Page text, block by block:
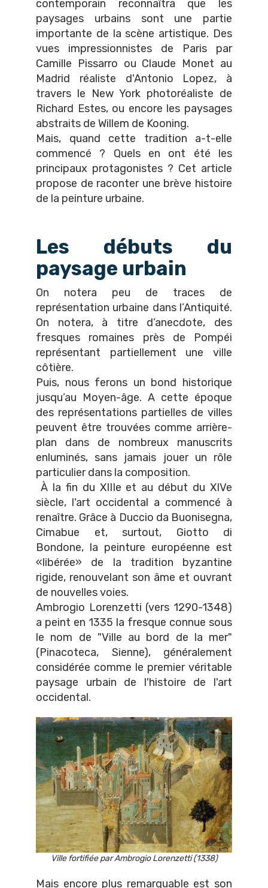
contemporain reconnaîtra que les
paysages urbains sont une partie
importante de la scène artistique. Des
vues impressionnistes de Paris par
Camille Pissarro ou Claude Monet au
Madrid réaliste d'Antonio Lopez, à
travers le New York photoréaliste de
Richard Estes, ou encore les paysages
abstraits de Willem de Kooning.
Mais, quand cette tradition a-t-elle
commencé ? Quels en ont été les
principaux protagonistes ? Cet article
propose de raconter une brève histoire
de la peinture urbaine.
Les débuts du
paysage urbain
On notera peu de traces de
représentation urbaine dans l’Antiquité.
On notera, à titre d’anecdote, des
fresques romaines près de Pompéi
représentant partiellement une ville
côtière.
Puis, nous ferons un bond historique
jusqu’au Moyen-âge. A cette époque
des représentations partielles de villes
peuvent être trouvées comme arrière-
plan dans de nombreux manuscrits
enluminés, sans jamais jouer un rôle
particulier dans la composition.
À la fin du XIIIe et au début du XIVe
siècle, l'art occidental a commencé à
renaître. Grâce à Duccio da Buonisegna,
Cimabue et, surtout, Giotto di
Bondone, la peinture européenne est
«libérée» de la tradition byzantine
rigide, renouvelant son âme et ouvrant
de nouvelles voies.
Ambrogio Lorenzetti (vers 1290-1348)
a peint en 1335 la fresque connue sous
le nom de "Ville au bord de la mer"
(Pinacoteca, Sienne), généralement
considérée comme le premier véritable
paysage urbain de l'histoire de l'art
occidental.
Ville fortifiée par Ambrogio Lorenzetti (1338)
Mais encore plus remarquable est son